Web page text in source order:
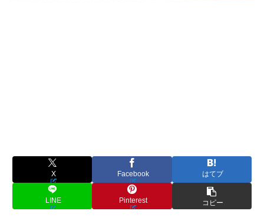
X Facebook はてブ
LINE Pinterest コピー